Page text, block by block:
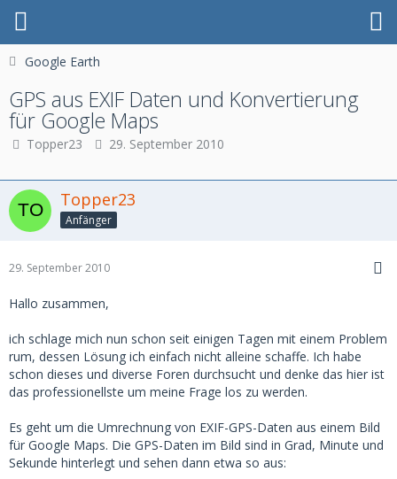
Google Earth
GPS aus EXIF Daten und Konvertierung
für Google Maps
Topper23 29. September 2010
Topper23
Anfänger
29. September 2010
Hallo zusammen,
ich schlage mich nun schon seit einigen Tagen mit einem Problem
rum, dessen Lösung ich einfach nicht alleine schaffe. Ich habe
schon dieses und diverse Foren durchsucht und denke das hier ist
das professionellste um meine Frage los zu werden.
Es geht um die Umrechnung von EXIF-GPS-Daten aus einem Bild
für Google Maps. Die GPS-Daten im Bild sind in Grad, Minute und
Sekunde hinterlegt und sehen dann etwa so aus: